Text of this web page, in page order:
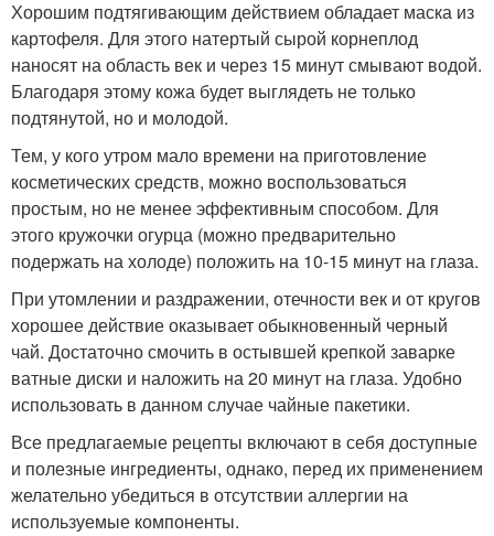
Хорошим подтягивающим действием обладает маска из
картофеля. Для этого натертый сырой корнеплод
наносят на область век и через 15 минут смывают водой.
Благодаря этому кожа будет выглядеть не только
подтянутой, но и молодой.
Тем, у кого утром мало времени на приготовление
косметических средств, можно воспользоваться
простым, но не менее эффективным способом. Для
этого кружочки огурца (можно предварительно
подержать на холоде) положить на 10-15 минут на глаза.
При утомлении и раздражении, отечности век и от кругов
хорошее действие оказывает обыкновенный черный
чай. Достаточно смочить в остывшей крепкой заварке
ватные диски и наложить на 20 минут на глаза. Удобно
использовать в данном случае чайные пакетики.
Все предлагаемые рецепты включают в себя доступные
и полезные ингредиенты, однако, перед их применением
желательно убедиться в отсутствии аллергии на
используемые компоненты.